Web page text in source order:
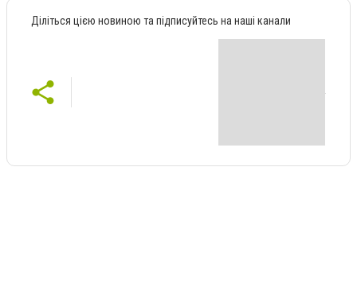
Діліться цією новиною та підписуйтесь на наші канали